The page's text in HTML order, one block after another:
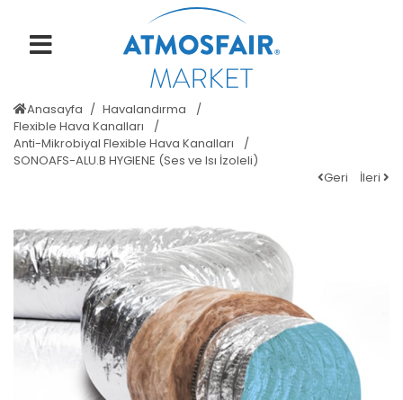
Anasayfa
Havalandırma
Flexible Hava Kanalları
Anti-Mikrobiyal Flexible Hava Kanalları
SONOAFS-ALU.B HYGIENE (Ses ve Isı İzoleli)
Geri
İleri